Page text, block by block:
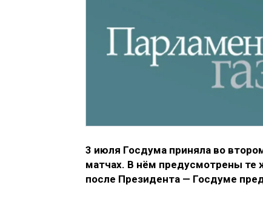
3 июля Госдума приняла во
матчах. В нём предусмотрены те
после Президента — Госдуме